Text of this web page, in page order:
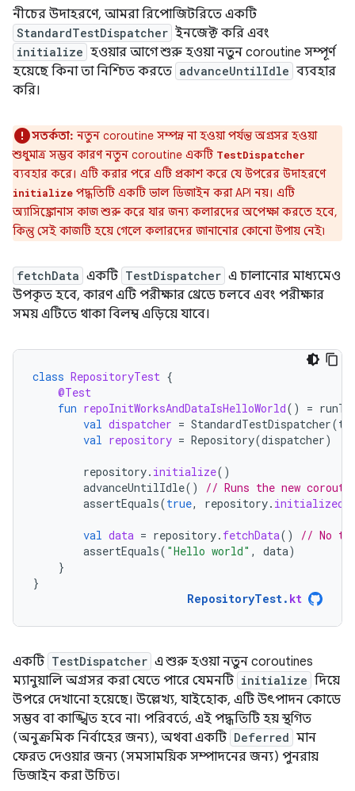
নীচের উদাহরণে, আমরা রিপোজিটরিতে একটি
StandardTestDispatcher ইনজেক্ট করি এবং
initialize হওয়ার আগে শুরু হওয়া নতুন coroutine সম্পূর্ণ
হয়েছে কিনা তা নিশ্চিত করতে advanceUntilIdle ব্যবহার
করি।
সতর্কতা: নতুন coroutine সম্পন্ন না হওয়া পর্যন্ত অগ্রসর হওয়া
শুধুমাত্র সম্ভব কারণ নতুন coroutine একটি TestDispatcher
ব্যবহার করে। এটি করার পরে এটি প্রকাশ করে যে উপরের উদাহরণে
initialize পদ্ধতিটি একটি ভাল ডিজাইন করা API নয়। এটি
অ্যাসিঙ্ক্রোনাস কাজ শুরু করে যার জন্য কলারদের অপেক্ষা করতে হবে,
কিন্তু সেই কাজটি হয়ে গেলে কলারদের জানানোর কোনো উপায় নেই৷
fetchData একটি TestDispatcher এ চালানোর মাধ্যমেও
উপকৃত হবে, কারণ এটি পরীক্ষার থ্রেডে চলবে এবং পরীক্ষার
সময় এটিতে থাকা বিলম্ব এড়িয়ে যাবে।
class RepositoryTest {
@Test
fun repoInitWorksAndDataIsHelloWorld() =
val dispatcher = StandardTestDispatcher(
val repository = Repository(dispatcher)
repository. initialize()
advanceUntilIdle()
// Runs the new
assertEquals(true, repository. initialized
val data = repository. fetchData()
// No
assertEquals( "Hello world" , data)
}
}
RepositoryTest. kt
একটি TestDispatcher এ শুরু হওয়া নতুন coroutines
ম্যানুয়ালি অগ্রসর করা যেতে পারে যেমনটি initialize দিয়ে
উপরে দেখানো হয়েছে। উল্লেখ্য, যাইহোক, এটি উৎপাদন কোডে
সম্ভব বা কাঙ্খিত হবে না। পরিবর্তে, এই পদ্ধতিটি হয় স্থগিত
(অনুক্রমিক নির্বাহের জন্য), অথবা একটি Deferred মান
ফেরত দেওয়ার জন্য (সমসাময়িক সম্পাদনের জন্য) পুনরায়
ডিজাইন করা উচিত।